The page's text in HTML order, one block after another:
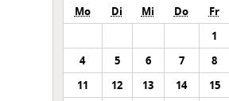
Mo Di Mi Do Fr
1
4
5 6 7 8
11
12 13 14 15